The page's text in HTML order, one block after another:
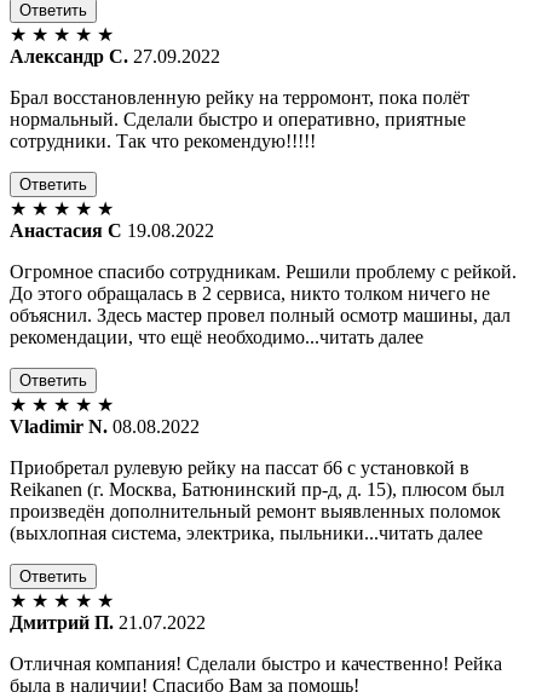
Ответить
★ ★ ★ ★ ★
Александр С. 27.09.2022
Брал восстановленную рейку на терромонт, пока полёт
нормальный. Сделали быстро и оперативно, приятные
сотрудники. Так что рекомендую!!!!!
Ответить
★ ★ ★ ★ ★
Анастасия С 19.08.2022
Огромное спасибо сотрудникам. Решили проблему с рейкой.
До этого обращалась в 2 сервиса, никто толком ничего не
объяснил. Здесь мастер провел полный осмотр машины, дал
рекомендации, что ещё необходимо...читать далее
Ответить
★ ★ ★ ★ ★
Vladimir N. 08.08.2022
Приобретал рулевую рейку на пассат б6 с установкой в
Reikanen (г. Москва, Батюнинский пр-д, д. 15), плюсом был
произведён дополнительный ремонт выявленных поломок
(выхлопная система, электрика, пыльники...читать далее
Ответить
★ ★ ★ ★ ★
Дмитрий П. 21.07.2022
Отличная компания! Сделали быстро и качественно! Рейка
была в наличии! Спасибо Вам за помощь!